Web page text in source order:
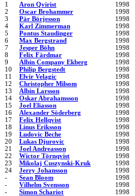
1 Aron Qvirist 1998
2
Oscar Brohammer 1998
3
Pär Börjesson 1998
4
Karl Zimmerman 1998
5
Pontus Staudinger 1998
6
Max Bergstrand 1998
7
Jesper Böhn 1998
8
Felix Färdmar 1998
9
Albin Company Ekberg 1998
10
Philip Bergstedt 1998
11
Elvir Velagic 1998
12
Christopher Milsom 1998
13
Albin Larsson 1998
14
Oskar Abrahamsson 1998
15
Joel Eliasson 1998
16
Alexander Söderberg 1998
17
Felix Hellqvist 1998
18
Linus Eriksson 1998
19
Ludovic Beche 1998
20
Lukas Djurovic 1998
21
Joel Andreasson 1998
22
Wictor Törnqvist 1998
23
Mikolaj Cuszynski-Kruk 1998
24
Jerry Johansson 1998
-
Sean Bloom 1998
-
Vilhelm Svensson 1998
-
Simon Schariot 1998